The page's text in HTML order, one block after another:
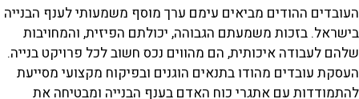
ההודים מביאים עימם ערך מוסף משמעותי לענף הבנייה
בזכות משמעתם הגבוהה, יכולתם הפיזית, והמחויבות
לעבודה איכותית, הם מהווים נכס חשוב לכל פרויקט בנייה.
עובדים מהודו בתנאים הוגנים ובפיקוח מקצועי מסייעת
עם אתגרי כוח האדם בענף הבנייה ומבטיחה את